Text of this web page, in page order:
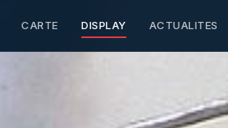
CARTE DISPLAY ACTUALITES